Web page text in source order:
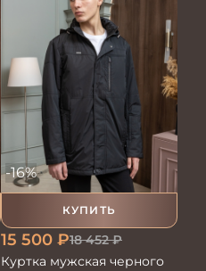
КУПИТЬ
-16%
15 500 ₽18 452₽
Куртка мужская черного